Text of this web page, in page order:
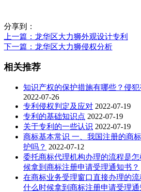
分享到：
上一篇 ：龙华区大力狮外观设计专利
下一篇 ：龙华区大力狮侵权分析
相关推荐
知识产权的保护措施有哪些？侵犯
2022-07-26
专利侵权判定及应对 2022-07-19
专利的基础知识点 2022-07-19
关于专利的一些认识 2022-07-19
商标基本常识 一、我国注册的商
护吗？ 2022-07-12
委托商标代理机构办理的流程是
候拿到商标注册申请受理通知书？
在商标业务受理窗口直接办理的
什么时候拿到商标注册申请受理通